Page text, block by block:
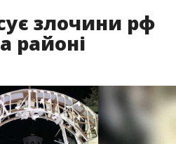
злочини рф
районі